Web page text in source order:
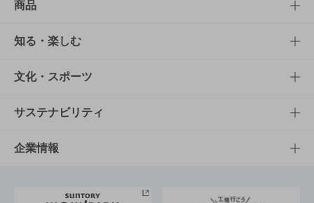
商品
商品TOP
商品一覧
商品発売情報
栄養成分一覧
知る・楽しむ
知る・楽しむTOP
キャンペーン
工場見学
文化・スポーツ
文化・スポーツTOP
サントリーホール
サステナビリティ
サステナビリティTOP
企業情報